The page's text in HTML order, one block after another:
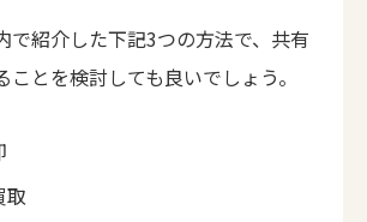
で紹介した下記3つの方法で、共有
ことを検討しても良いでしょう。
取